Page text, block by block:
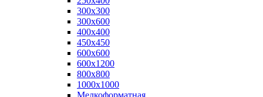
300х300
300х600
400х400
450х450
600х600
600х1200
800х800
1000х1000
Мелкоформатная